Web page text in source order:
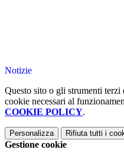
Notizie
Questo sito o gli strumenti
cookie necessari al
COOKIE POLICY.
Personalizza Rifiuta tutti i
Gestione cookie